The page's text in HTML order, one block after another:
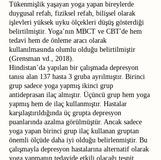
Tükenmişlik yaşayan yoga yapan bireylerde
duygusal refah, fiziksel refah, bilişsel olarak
işlevleri yüksek uyku ölçekleri düşüş gösterdiği
belirtilmiştir. Yoga’nın MBCT ve CBT'de hem
tedavi hem de önleme aracı olarak
kullanılmasında olumlu olduğu belirtilmiştir
(Grensman vd., 2018).
Hindistan’da yapılan bir çalışmada depresyon
tanısı alan 137 hasta 3 gruba ayrılmıştır. Birinci
grup sadece yoga yapmış ikinci grup
antideprasan ilaç almıştır. Üçüncü grup hem yoga
yapmış hem de ilaç kullanmıştır. Hastalar
karşılaştırıldığında üç grupta depresyon
puanlarında azalma görülmüştür. Ancak sadece
yoga yapan birinci grup ilaç kullanan gruptan
önemli ölçüde daha iyi olduğu belirlenmiştir. Bu
çalışmayla depresyon hastalarına alternatif olarak
yoga yapmanın tedavide etkili olacağı tespit